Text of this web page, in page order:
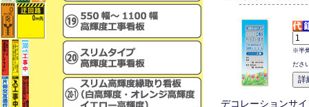
※半
ださ
デコレーションサ